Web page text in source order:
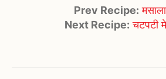
Prev Recipe:
Next Recipe: चटपटी